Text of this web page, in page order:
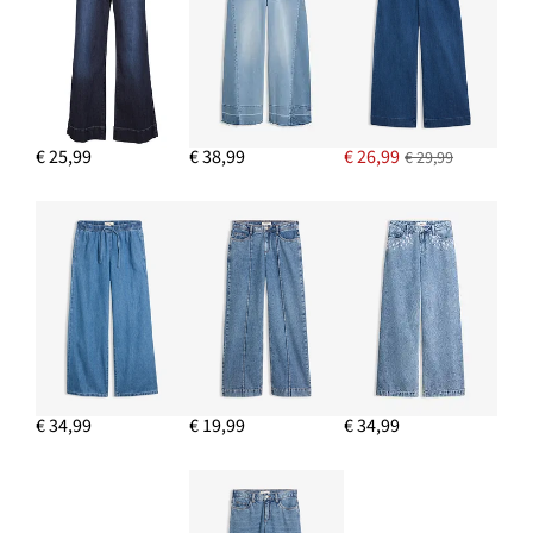
IN WINKELMANDJE
€ 25,99 € 38,99 € 26,99 € 29,99
€ 34,99 € 19,99 € 34,99